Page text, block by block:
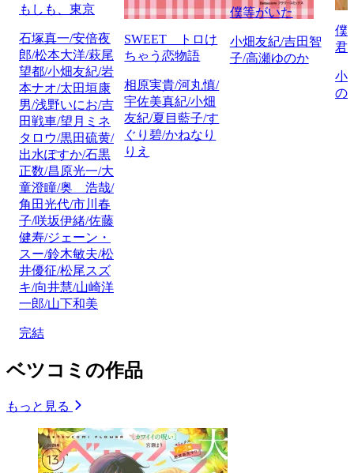
もしも、東京
石塚真一/安倍夜
郎/松本大洋/萩尾
望都/小畑友紀/岩
本ナオ/太田垣康
男/浅野いにお/吉
田戦車/望月ミネ
タロウ/黒田硫黄/
出水ぽすか/石黒
正数/昌原光一/大
童澄瞳/奥 浩哉/
角田光代/市川春
子/咲坂伊緒/佐藤
健寿/ジェーン・
スー/鈴木敏夫/松
井優征/松尾スズ
キ/向井慧/山崎洋
一郎/山下和美
完結
SWEET トロけ
ちゃう恋物語
相原実貴/河丸慎/
宇佐美真紀/小畑
友紀/夏目藍子/す
ぐり碧/かねなり
りえ
僕等がいた
小畑友紀/吉田智
子/高瀬ゆのか
僕
君
小
の
ベツコミの作品
もっと見る